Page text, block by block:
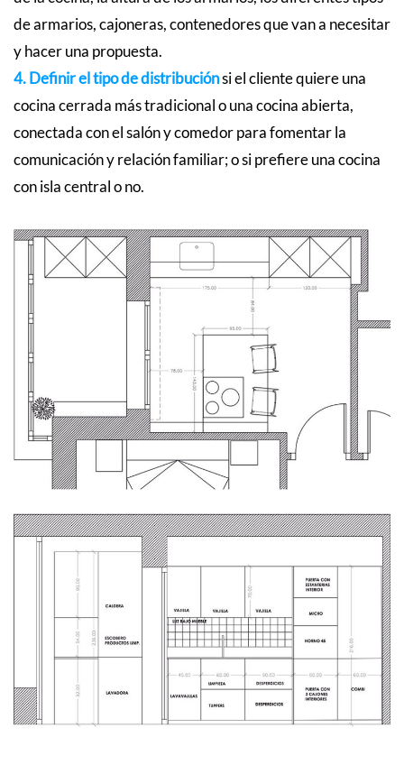
de armarios, cajoneras, contenedores que van a necesitar
y hacer una propuesta.
4. Definir el tipo de distribuciónsi el cliente quiere una
cocina cerrada más tradicional o una cocina abierta,
conectada con el salón y comedor para fomentar la
comunicación y relación familiar; o si prefiere una cocina
con isla central o no.